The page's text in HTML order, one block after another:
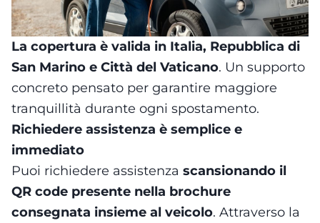
La copertura è valida in Italia, Repubblica di
San Marino e Città del Vaticano. Un supporto
concreto pensato per garantire maggiore
tranquillità durante ogni spostamento.
Richiedere assistenza è semplice e
immediato
Puoi richiedere assistenza scansionando il
QR code presente nella brochure
consegnata insieme al veicolo. Attraverso la